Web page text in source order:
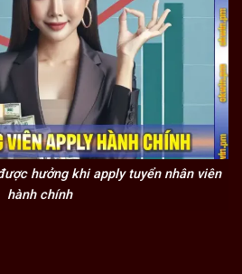
hưởng khi apply tuyển nhân viên
hành chính